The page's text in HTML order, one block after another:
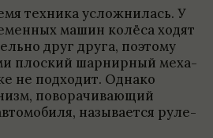
тех­ника услож­ни­лась. У
машин колёса ходят
друг друга, поэтому
плос­кий шар­нир­ный меха­
не под­хо­дит. Однако
пово­ра­чи­вающий
назы­ва­ется руле­